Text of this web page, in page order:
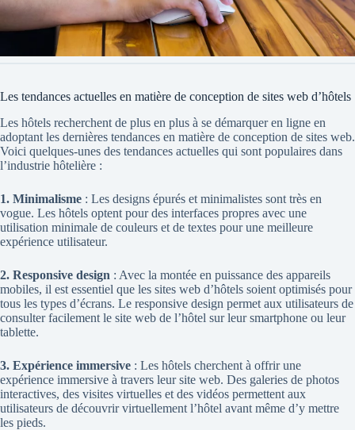
Les tendances actuelles en matière de conception de sites web d’hôtels
Les hôtels recherchent de plus en plus à se démarquer en ligne en
adoptant les dernières tendances en matière de conception de sites web.
Voici quelques-unes des tendances actuelles qui sont populaires dans
l’industrie hôtelière :
1. Minimalisme : Les designs épurés et minimalistes sont très en
vogue. Les hôtels optent pour des interfaces propres avec une
utilisation minimale de couleurs et de textes pour une meilleure
expérience utilisateur.
2. Responsive design : Avec la montée en puissance des appareils
mobiles, il est essentiel que les sites web d’hôtels soient optimisés pour
tous les types d’écrans. Le responsive design permet aux utilisateurs de
consulter facilement le site web de l’hôtel sur leur smartphone ou leur
tablette.
3. Expérience immersive : Les hôtels cherchent à offrir une
expérience immersive à travers leur site web. Des galeries de photos
interactives, des visites virtuelles et des vidéos permettent aux
utilisateurs de découvrir virtuellement l’hôtel avant même d’y mettre
les pieds.